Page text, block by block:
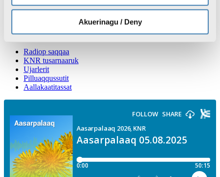
Akuerinagu / Deny
TV
Inuttassarsiuussat
Radiop saqqaa
KNR tusarnaaruk
Ujarlerit
Pilluaqqussutit
Aallakaatitassat